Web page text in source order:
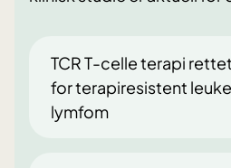
TCR T-celle terapi
for terapiresistent
lymfom